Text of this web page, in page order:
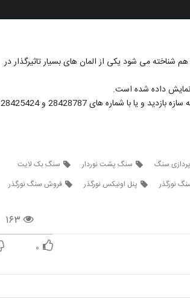
می شود یکی از المان های بسیار تاثیرگذار در
داده شده است.
برای مشاهده و خرید انواع پنل های سنگ نورگذر از سایت یک دو سه سازه بازدید و یا با شماره های 28428787 و 28425424
سنگ سنگ پشت نوردار
سنگ بک لایت
نورگذر پنل اونیکس نورگذر فروش سنگ نورگذر
۱۶۳
۰